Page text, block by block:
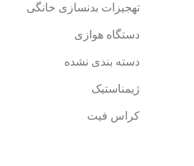
تهجیزات بدنسازی خانگی
دستگاه هوازی
دسته بندی نشده
ژیمناستیک
کراس فیت